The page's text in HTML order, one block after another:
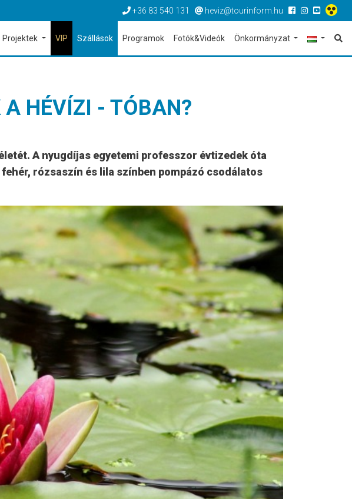
+36 83 540 131 heviz@tourinform.hu
Projektek VIP Szállások Programok Fotók&Videók Önkormányzat
HÉVÍZI - TÓBAN?
A nyugdíjas egyetemi professzor évtizedek óta
rózsaszín és lila színben pompázó csodálatos